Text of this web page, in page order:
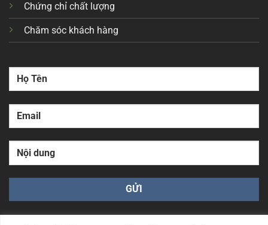
Chứng chỉ chất lượng
Chăm sóc khách hàng